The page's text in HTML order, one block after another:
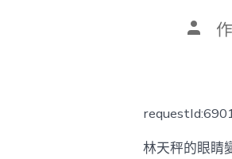
文
林天秤的眼睛